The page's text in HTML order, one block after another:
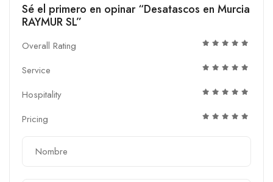
Sé el primero en opinar “Desatascos en Murcia
RAYMUR SL”
Overall Rating
Service
Hospitality
Pricing